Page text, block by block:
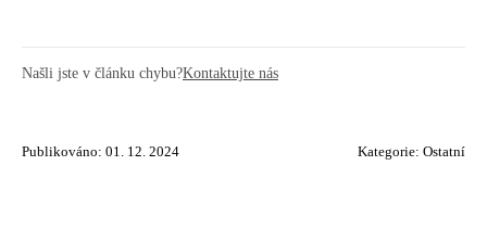
Našli jste v článku chybu?Kontaktujte nás
Publikováno: 01. 12. 2024 Kategorie: Ostatní